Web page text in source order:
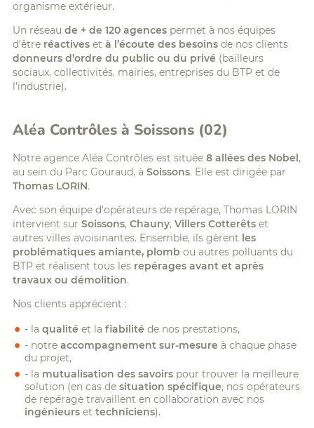
organisme extérieur.
Un réseau de + de 120 agences permet à nos équipes
d’être réactives et à l’écoute des besoins de nos clients
donneurs d’ordre du public ou du privé (bailleurs
sociaux, collectivités, mairies, entreprises du BTP et de
l'industrie).
Aléa Contrôles à Soissons (02)
Notre agence Aléa Contrôles est située 8 allées des Nobel ,
au sein du Parc Gouraud, à Soissons. Elle est dirigée par
Thomas LORIN.
Avec son équipe d’opérateurs de repérage, Thomas LORIN
intervient sur Soissons, Chauny, Villers Cotterêts et
autres villes avoisinantes. Ensemble, ils gèrent les
problématiques amiante, plomb ou autres polluants du
BTP et réalisent tous les repérages avant et après
travaux ou démolition.
Nos clients apprécient :
- laqualitéet la fiabilitéde nos prestations,
- notreaccompagnement sur-mesure à chaque phase
du projet,
- la mutualisation des savoirs pour trouver la meilleure
solution (en cas desituation spécifique, nos opérateurs
de repérage travaillent en collaboration avec nos
ingénieurs ettechniciens).